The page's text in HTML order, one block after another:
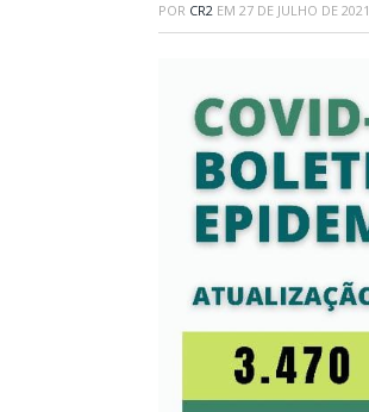
POR CR2 EM 27 DE JULHO DE 2021